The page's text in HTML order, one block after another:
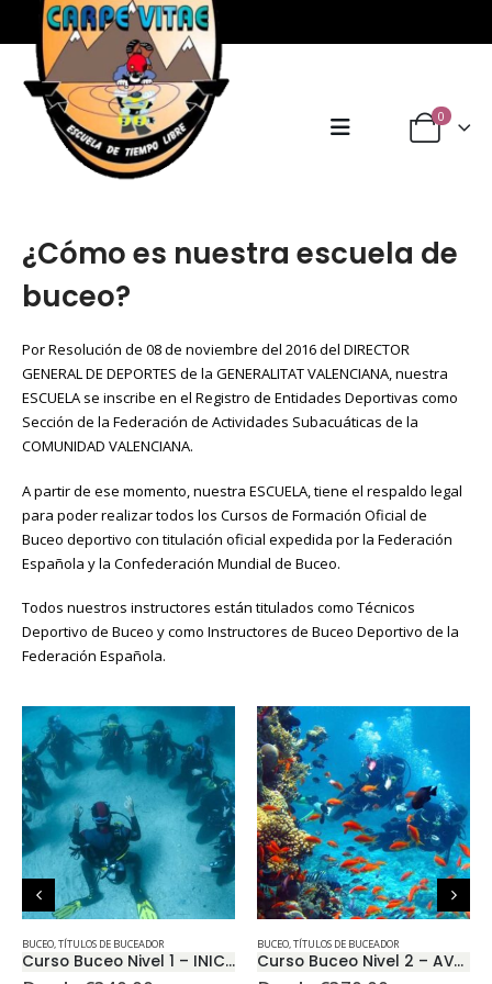
0
¿Cómo es nuestra escuela de
buceo?
Por Resolución de 08 de noviembre del 2016 del DIRECTOR
GENERAL DE DEPORTES de la GENERALITAT VALENCIANA, nuestra
ESCUELA se inscribe en el Registro de Entidades Deportivas como
Sección de la Federación de Actividades Subacuáticas de la
COMUNIDAD VALENCIANA.
A partir de ese momento, nuestra ESCUELA, tiene el respaldo legal
para poder realizar todos los Cursos de Formación Oficial de
Buceo deportivo con titulación oficial expedida por la Federación
Española y la Confederación Mundial de Buceo.
Todos nuestros instructores están titulados como Técnicos
Deportivo de Buceo y como Instructores de Buceo Deportivo de la
Federación Española.
BUCEO,TÍTULOS DE BUCEADOR
Curso Buceo Nivel 1 – INICIACIÓN
BUCEO,TÍTULOS DE BUCEADOR
Curso Buceo Nivel 2 – AVANZADO